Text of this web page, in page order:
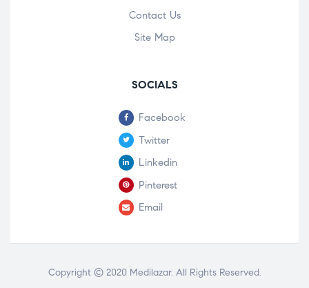
Contact Us
Site Map
SOCIALS
Facebook
Twitter
Linkedin
Pinterest
Email
Copyright © 2020 Medilazar. All Rights Reserved.